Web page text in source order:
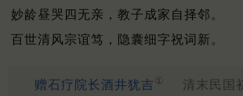
妙龄昼哭四无亲，教子成家自择邻。
百世清风宗谊笃，隐囊细字祝词新。
赠石疗院长酒井犹吉 ① 清末民国